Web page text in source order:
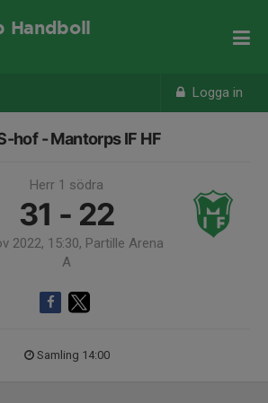
Logga in
Handboll
hof - Mantorps IF HF
Herr 1 södra
31 - 22
2022, 15:30, Partille Arena
A
Samling 14:00